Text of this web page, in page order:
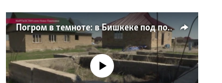
Погром в темноте: в Бишкеке под покровом ночи неизвестные на тракторе снесли три десятка частных домов
No media source currently available